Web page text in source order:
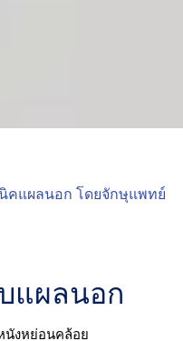
คแผลนอก โดยจักษุแพทย์
แผลนอก
นังหย่อนคล้อย